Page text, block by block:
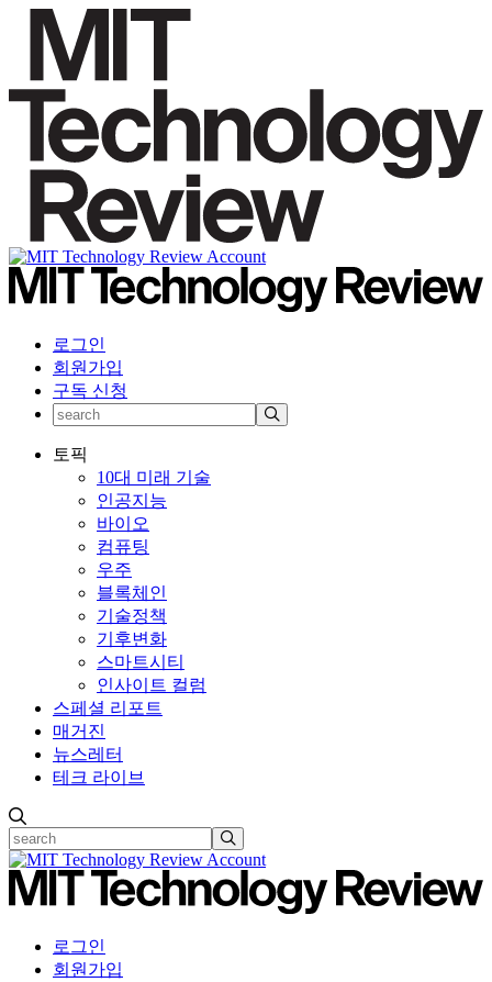
로그인
회원가입
구독 신청
토픽
10대 미래 기술
인공지능
바이오
컴퓨팅
우주
블록체인
기술정책
기후변화
스마트시티
인사이트 컬럼
스페셜 리포트
매거진
뉴스레터
테크 라이브
로그인
회원가입